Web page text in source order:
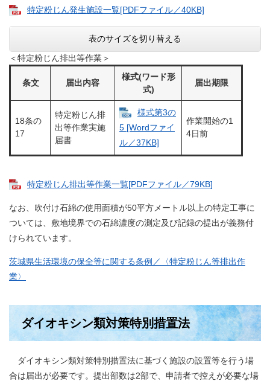
特定粉じん発生施設一覧[PDFファイル／40KB]
表のサイズを切り替える
＜特定粉じん排出等作業＞
条文 届出内容
様式(ワード形
式)
届出期限
18条の
17
特定粉じん排
出等作業実施
届書
様式第3の
5 [Wordファイ
ル／37KB]
作業開始の1
4日前
特定粉じん排出等作業一覧[PDFファイル／79KB]
なお、吹付け石綿の使用面積が50平方メートル以上の特定工事に
ついては、敷地境界での石綿濃度の測定及び記録の提出が義務付
けられています。
茨城県生活環境の保全等に関する条例／〈特定粉じん等排出作
業〉
ダイオキシン類対策特別措置法
ダイオキシン類対策特別措置法に基づく施設の設置等を行う場
合は届出が必要です。提出部数は2部で、申請者で控えが必要な場